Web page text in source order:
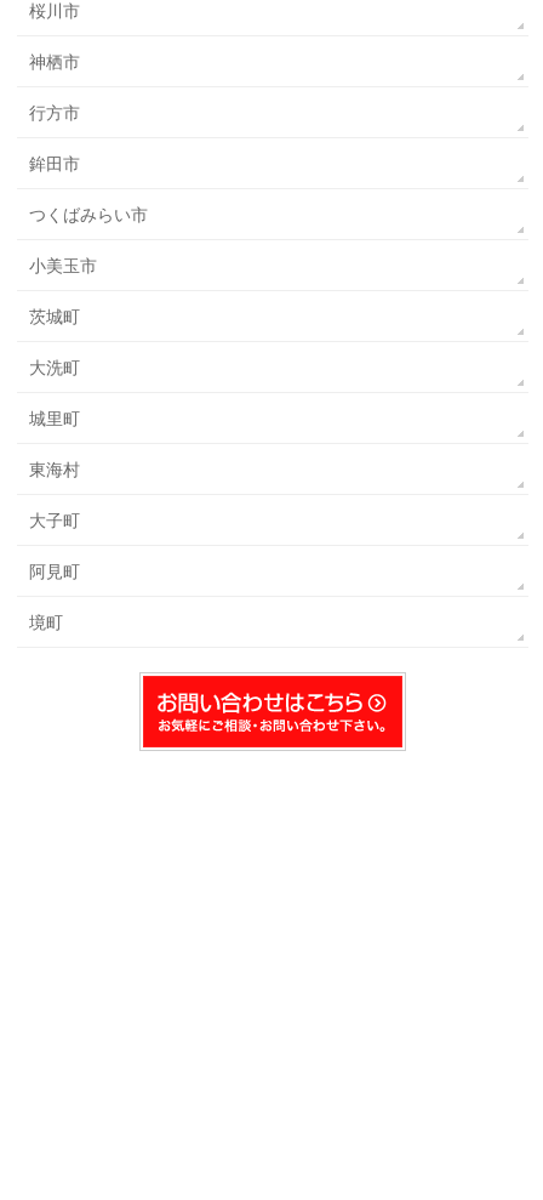
桜川市
神栖市
行方市
鉾田市
つくばみらい市
小美玉市
茨城町
大洗町
城里町
東海村
大子町
阿見町
境町